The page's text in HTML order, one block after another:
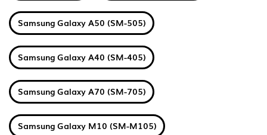
Samsung Galaxy A50 (SM-505)
Samsung Galaxy A40 (SM-405)
Samsung Galaxy A70 (SM-705)
Samsung Galaxy M10 (SM-M105)